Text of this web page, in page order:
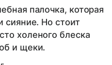
палочка, которая
сияние. Но стоит
холеного блеска
и щеки.